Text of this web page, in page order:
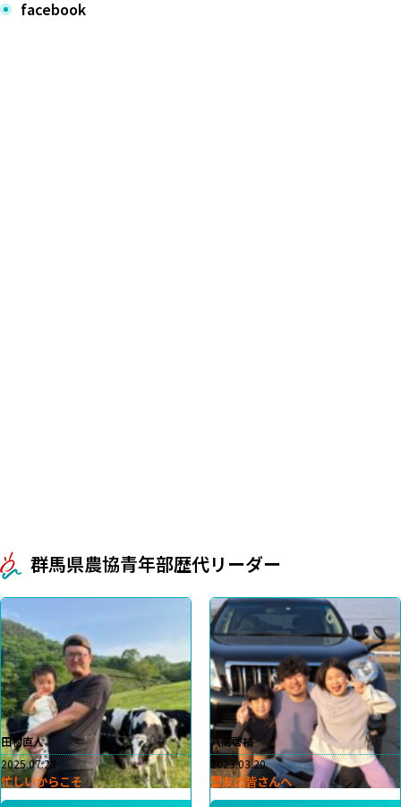
facebook
群馬県農協青年部歴代リーダー
田村直人
2025.07.28
忙しいからこそ
八高啓補
2023.03.20
盟友の皆さんへ